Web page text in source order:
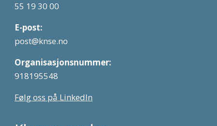
55 19 30 00
E-post:
post@knse.no
Organisasjonsnummer:
918195548
Følg oss på LinkedIn